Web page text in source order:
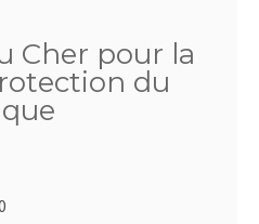
Cher pour la
du